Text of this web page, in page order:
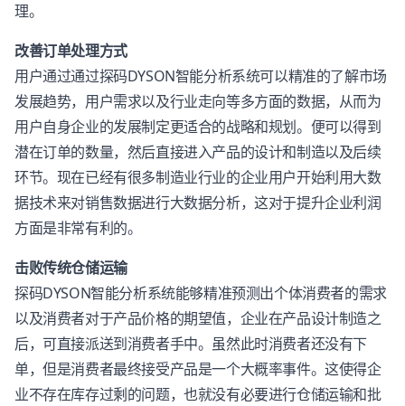
理。
改善订单处理方式
用户通过通过探码DYSON智能分析系统可以精准的了解市场
发展趋势，用户需求以及行业走向等多方面的数据，从而为
用户自身企业的发展制定更适合的战略和规划。便可以得到
潜在订单的数量，然后直接进入产品的设计和制造以及后续
环节。现在已经有很多制造业行业的企业用户开始利用大数
据技术来对销售数据进行大数据分析，这对于提升企业利润
方面是非常有利的。
击败传统仓储运输
探码DYSON智能分析系统能够精准预测出个体消费者的需求
以及消费者对于产品价格的期望值，企业在产品设计制造之
后，可直接派送到消费者手中。虽然此时消费者还没有下
单，但是消费者最终接受产品是一个大概率事件。这使得企
业不存在库存过剩的问题，也就没有必要进行仓储运输和批